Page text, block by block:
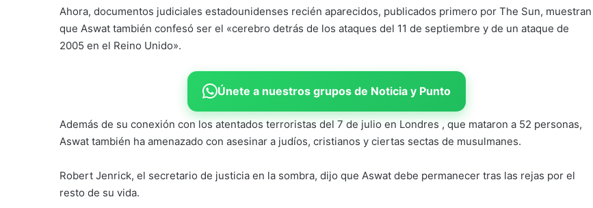
Ahora, documentos judiciales estadounidenses recién aparecidos, publicados primero por The Sun, muestran
que Aswat también confesó ser el «cerebro detrás de los ataques del 11 de septiembre y de un ataque de
2005 en el Reino Unido».
Únete a nuestros grupos de Noticia y Punto
Además de su conexión con los atentados terroristas del 7 de julio en Londres , que mataron a 52 personas,
Aswat también ha amenazado con asesinar a judíos, cristianos y ciertas sectas de musulmanes.
Robert Jenrick, el secretario de justicia en la sombra, dijo que Aswat debe permanecer tras las rejas por el
resto de su vida.